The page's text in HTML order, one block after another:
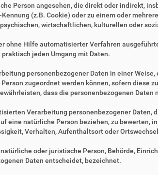
Person angesehen, die direkt oder indirekt,
(z.B. Cookie) oder zu einem oder
wirtschaftlichen, kulturellen oder
ohne Hilfe automatisierter Verfahren
jeden Umgang mit Daten.
personenbezogener Daten in einer
zugeordnet werden können, sofern diese
dass die personenbezogenen
Verarbeitung personenbezogener
eine natürliche Person beziehen, zu
Verhalten, Aufenthaltsort oder
oder juristische Person, Behörde,
Daten entscheidet, bezeichnet.